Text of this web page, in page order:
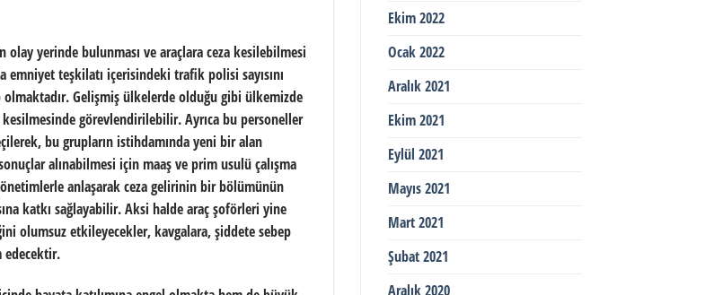
yerinde bulunması ve araçlara ceza kesilebilmesi
teşkilatı içerisindeki trafik polisi sayısını
Gelişmiş ülkelerde olduğu gibi ülkemizde
görevlendirilebilir. Ayrıca bu personeller
bu grupların istihdamında yeni bir alan
alınabilmesi için maaş ve prim usulü çalışma
anlaşarak ceza gelirinin bir bölümünün
katkı sağlayabilir. Aksi halde araç şoförleri yine
olumsuz etkileyecekler, kavgalara, şiddete sebep
edecektir.
Ekim 2022
Ocak 2022
Aralık 2021
Ekim 2021
Eylül 2021
Mayıs 2021
Mart 2021
Şubat 2021
Aralık 2020